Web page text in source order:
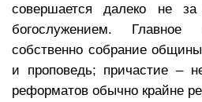
совершается далеко не
богослужением.
собственно собрание
и проповедь; причастие –
реформатов обычно крайне